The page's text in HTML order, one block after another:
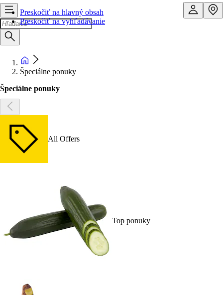
Preskočiť na hlavný obsah
Preskočiť na vyhľadávanie
Špeciálne ponuky
Špeciálne ponuky
All Offers
Top ponuky